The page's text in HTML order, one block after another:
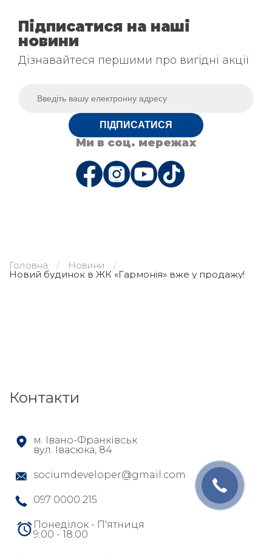
Підписатися на наші
новини
Дізнавайтеся першими про вигідні акції
ПІДПИСАТИСЯ
Ми в соц. мережах
Головна Новини
Новий будинок в ЖК «Гармонія» вже у продажу!
Контакти
м. Івано-Франківськ
вул. Івасюка, 84
sociumdeveloper@gmail.com
097 0000 215
Понеділок - П'ятниця
9:00 - 18:00